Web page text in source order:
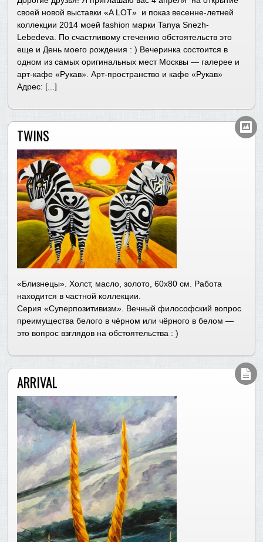
своей новой выставки «A LOT» и показ весенне-летней
коллекции 2014 моей fashion марки Tanya Snezh-
Lebedeva. По счастливому стечению обстоятельств это
еще и День моего рождения : ) Вечеринка состоится в
одном из самых оригинальных мест Москвы — галерее и
арт-кафе «Рукав». Арт-пространство и кафе «Рукав»
Адрес: [...]
TWINS
«Близнецы». Холст, масло, золото, 60х80 см. Работа
находится в частной коллекции.
Серия «Суперпозитивизм». Вечный философский вопрос
преимущества белого в чёрном или чёрного в белом —
это вопрос взглядов на обстоятельства : )
ARRIVAL